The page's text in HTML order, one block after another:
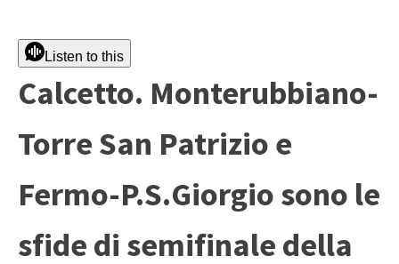
Listen to this
Calcetto. Monterubbiano-
Torre San Patrizio e
Fermo-P.S.Giorgio sono le
sfide di semifinale della